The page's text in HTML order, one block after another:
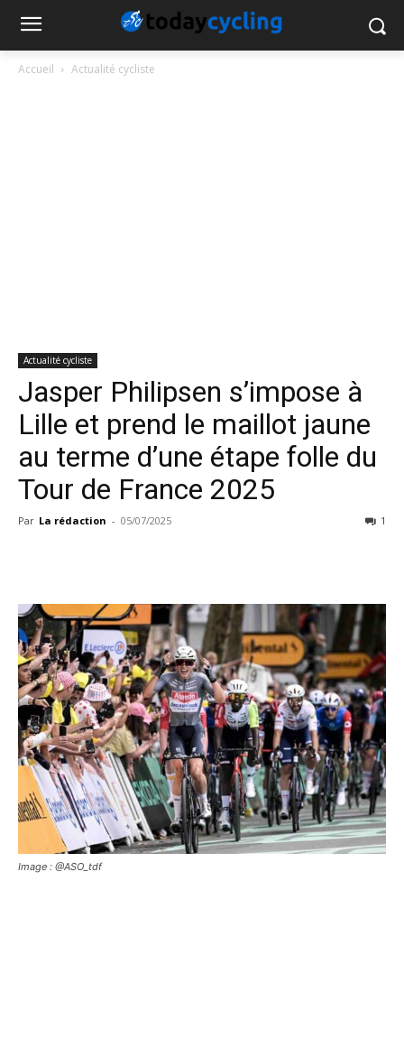
Accueil Actualité cycliste
Actualité cycliste
Jasper Philipsen s’impose à
Lille et prend le maillot jaune
au terme d’une étape folle du
Tour de France 2025
Par La rédaction - 05/07/2025 1
Image : @ASO_tdf